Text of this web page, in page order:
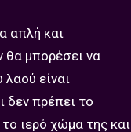
απλή και
θα μπορέσει να
είναι
δεν πρέπει το
ιερό χώμα της και